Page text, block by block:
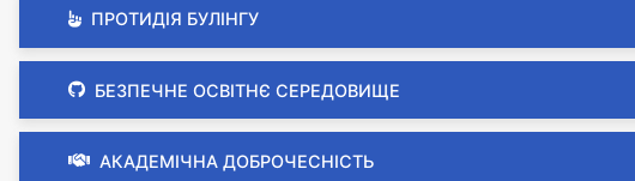
ПРОТИДІЯ БУЛІНГУ
БЕЗПЕЧНЕ ОСВІТНЄ СЕРЕДОВИЩЕ
АКАДЕМІЧНА ДОБРОЧЕСНІСТЬ